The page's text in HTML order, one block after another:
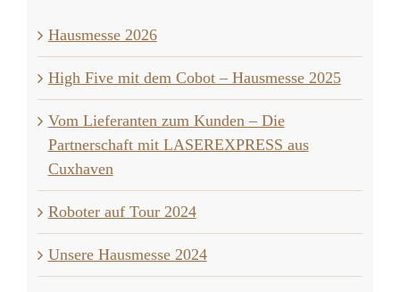
Hausmesse 2026
High Five mit dem Cobot – Hausmesse 2025
Vom Lieferanten zum Kunden – Die
Partnerschaft mit LASEREXPRESS aus
Cuxhaven
Roboter auf Tour 2024
Unsere Hausmesse 2024